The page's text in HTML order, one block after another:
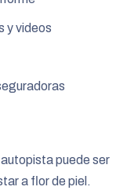
y videos
puede ser
a flor de piel.